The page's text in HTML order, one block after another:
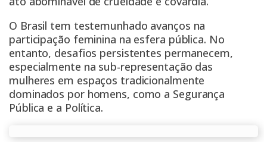
O Brasil tem testemunhado avanços na
participação feminina na esfera pública. No
entanto, desafios persistentes permanecem,
especialmente na sub-representação das
mulheres em espaços tradicionalmente
dominados por homens, como a Segurança
Pública e a Política.